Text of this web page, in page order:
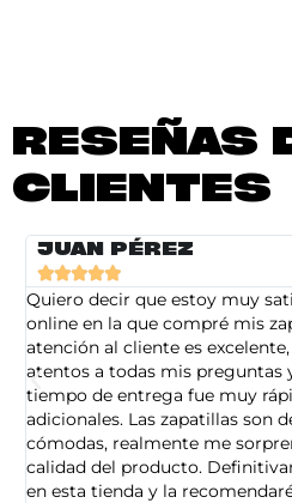
RESEÑAS
CLIENTES
JUAN PÉREZ

Quiero decir que estoy muy
online en la que compré mis
atención al cliente es
atentos a todas mis preguntas
tiempo de entrega fue muy
adicionales. Las zapatillas son
cómodas, realmente me
calidad del producto.
en esta tienda y la